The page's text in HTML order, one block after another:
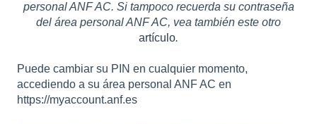
personal ANF AC. Si tampoco recuerda su contraseña
del área personal ANF AC, vea también este otro
artículo.
Puede cambiar su PIN en cualquier momento,
accediendo a su área personal ANF AC en
https://myaccount.anf.es